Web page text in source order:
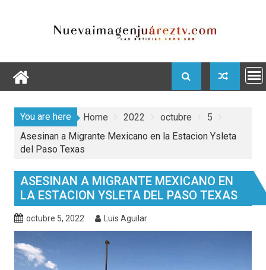
You are here Home 2022 octubre
5
Asesinan a Migrante Mexicano en la Estacion Ysleta
del Paso Texas
ASESINAN A MIGRANTE MEXICANO EN
LA ESTACION YSLETA DEL PASO TEXAS
octubre 5, 2022 Luis Aguilar